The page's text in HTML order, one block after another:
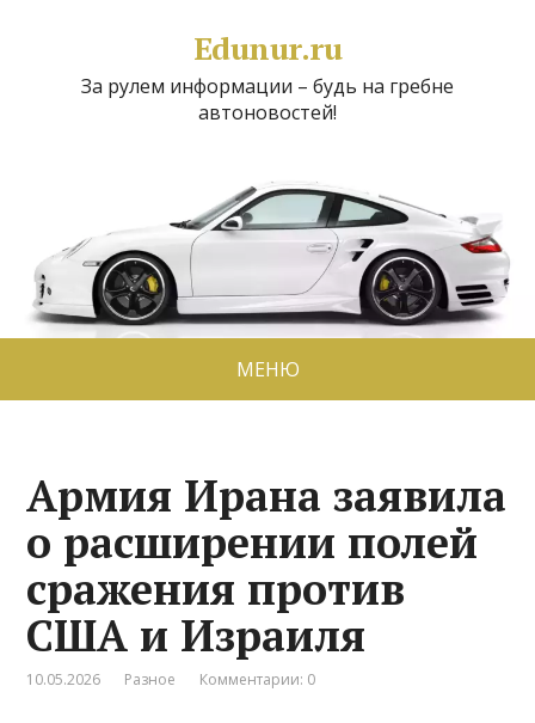
Edunur.ru
За рулем информации – будь на гребне
автоновостей!
МЕНЮ
Армия Ирана заявила
о расширении полей
сражения против
США и Израиля
10.05.2026 Разное Комментарии: 0